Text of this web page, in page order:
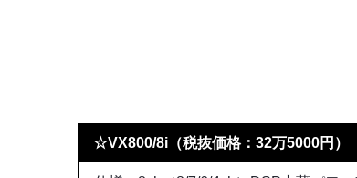
☆VX800/8i（税抜価格：32万5000円）